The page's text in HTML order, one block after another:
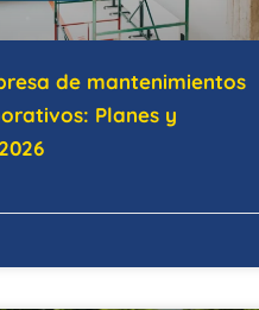
de mantenimientos
Planes y